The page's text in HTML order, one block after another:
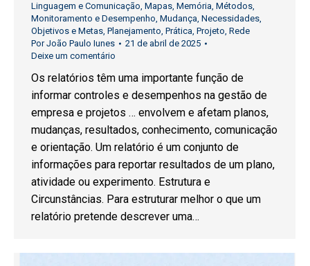
Linguagem e Comunicação, Mapas, Memória, Métodos,
Monitoramento e Desempenho, Mudança, Necessidades,
Objetivos e Metas, Planejamento, Prática, Projeto, Rede
PorJoão Paulo Iunes
21 de abril de 2025
Deixe um comentário
Os relatórios têm uma importante função de
informar controles e desempenhos na gestão de
empresa e projetos … envolvem e afetam planos,
mudanças, resultados, conhecimento, comunicação
e orientação. Um relatório é um conjunto de
informações para reportar resultados de um plano,
atividade ou experimento. Estrutura e
Circunstâncias. Para estruturar melhor o que um
relatório pretende descrever uma…